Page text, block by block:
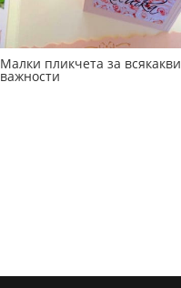
Малки пликчета за всякакви
важности